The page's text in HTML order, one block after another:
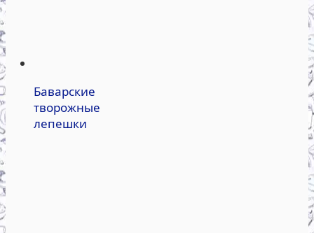
Баварские
творожные
лепешки